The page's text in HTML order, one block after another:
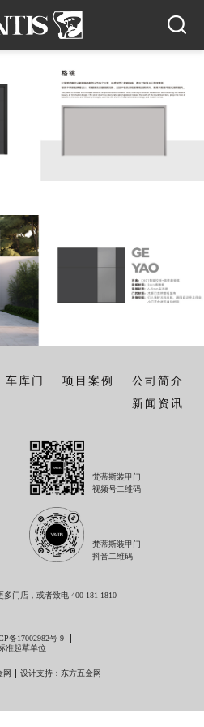
车库门 项目案例
公司简介
新闻资讯
梵蒂斯装甲门
视频号二维码
梵蒂斯装甲门
抖音二维码
门店，或者致电 400-181-1810
备17002982号-9
准起草单位
网 设计支持：东方五金网